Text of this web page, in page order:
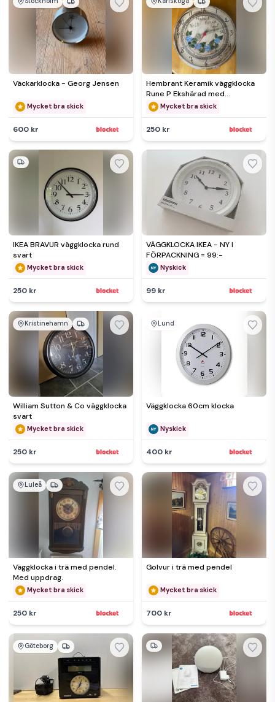
Väckarklocka - Georg Jensen
Mycket bra skick
600 kr
Hembrant Keramik väggklocka
Rune P Ekshärad med
blommotiv
Mycket bra skick
250 kr
IKEA BRAVUR väggklocka rund
svart
Mycket bra skick
250 kr
VÄGGKLOCKA IKEA - NY I
FÖRPACKNING = 99:-
Nyskick
99 kr
Kristinehamn
William Sutton & Co väggklocka
svart
Mycket bra skick
250 kr
Lund
Väggklocka 60cm klocka
Nyskick
400 kr
Luleå
Väggklocka i trä med pendel.
Med uppdrag.
Mycket bra skick
250 kr
Golvur i trä med pendel
Mycket bra skick
700 kr
Göteborg